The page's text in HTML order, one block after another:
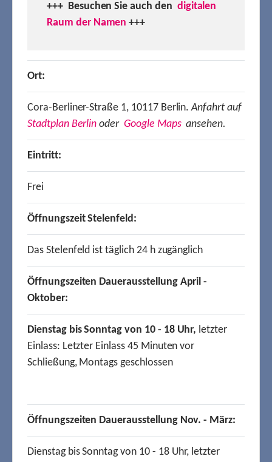
+++ Besuchen Sie auch den digitalen
Raum der Namen +++
Ort:
Cora-Berliner-Straße 1, 10117 Berlin.Anfahrt auf
Stadtplan Berlin oder Google Mapsansehen.
Eintritt:
Frei
Öffnungszeit Stelenfeld:
Das Stelenfeld ist täglich 24 h zugänglich
Öffnungszeiten Dauerausstellung April -
Oktober:
Dienstag bis Sonntag von 10 - 18 Uhr, letzter
Einlass: Letzter Einlass 45 Minuten vor
Schließung, Montags geschlossen
Öffnungszeiten Dauerausstellung Nov. - März:
Dienstag bis Sonntag von 10 - 18 Uhr, letzter